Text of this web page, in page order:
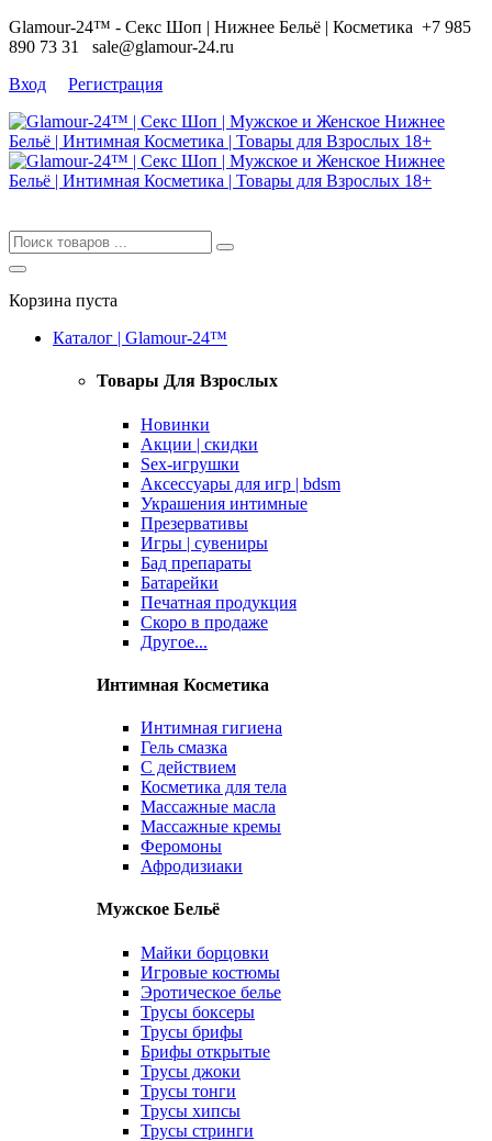
Glamour-24™ - Секс Шоп | Нижнее Бельё | Косметика +7 985
890 73 31 sale@glamour-24.ru
Вход
Регистрация
Корзина пуста
Каталог | Glamour-24™
Товары Для Взрослых
Новинки
Акции | скидки
Sex-игрушки
Аксессуары для игр | bdsm
Украшения интимные
Презервативы
Игры | сувениры
Бад препараты
Батарейки
Печатная продукция
Скоро в продаже
Другое...
Интимная Косметика
Интимная гигиена
Гель смазка
С действием
Косметика для тела
Массажные масла
Массажные кремы
Феромоны
Афродизиаки
Мужское Бельё
Майки борцовки
Игровые костюмы
Эротическое белье
Трусы боксеры
Трусы брифы
Брифы открытые
Трусы джоки
Трусы тонги
Трусы хипсы
Трусы стринги